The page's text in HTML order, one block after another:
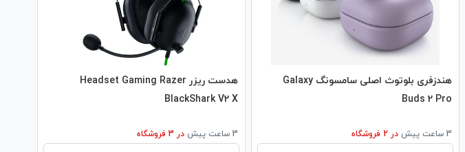
هندزفری بلوتوث اصلی سامسونگ Galaxy
Buds 2 Pro
3 ساعت پیش در فروشگاه
هدست ریزر Headset Gaming Razer
BlackShark V2 X
3 ساعت پیش در فروشگاه